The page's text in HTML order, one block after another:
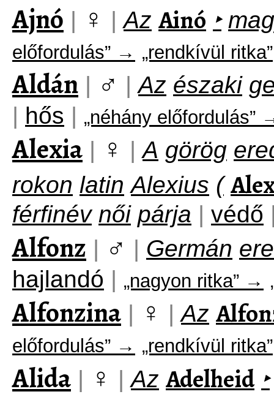
Ajnó | ♀ | Az Ainó ‣
előfordulás” → „rendkívül ritka”
Aldán | ♂ | Az északi
| hős | „néhány előfordulás”
Alexia | ♀ | A görög
rokon latin Alexius (
férfinév női párja | védő
Alfonz | ♂ | Germán
hajlandó | „nagyon ritka” →
Alfonzina | ♀ | Az
előfordulás” → „rendkívül ritka”
Alida | ♀ | Az Adelheid ‣